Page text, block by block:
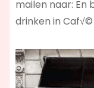
mailen naar: En
drinken in